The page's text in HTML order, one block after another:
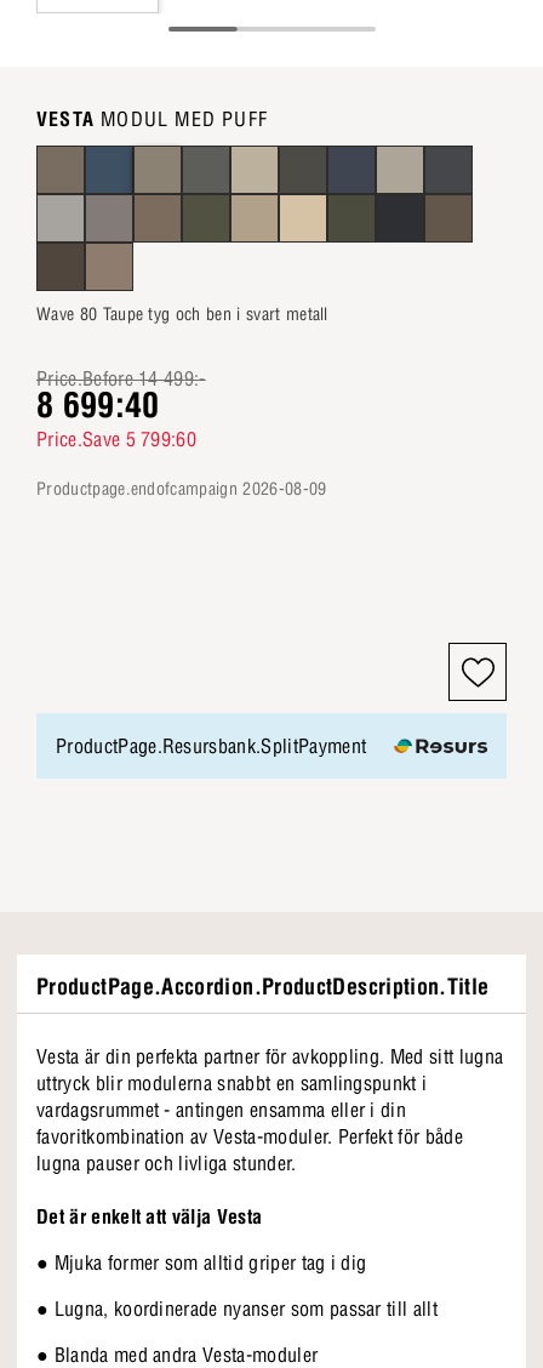
VESTA MODUL MED PUFF
Wave 80 Taupe tyg och ben i svart metall
Price.Before 14 499:-
8 699:40
Price.Save 5 799:60
productpage.endofcampaign 2026-08-09
ProductPage.Resursbank.SplitPayment
ProductPage.Accordion.ProductDescription.Title
Vesta är din perfekta partner för avkoppling. Med sitt lugna
uttryck blir modulerna snabbt en samlingspunkt i
vardagsrummet - antingen ensamma eller i din
favoritkombination av Vesta-moduler. Perfekt för både
lugna pauser och livliga stunder.
Det är enkelt att välja Vesta
● Mjuka former som alltid griper tag i dig
● Lugna, koordinerade nyanser som passar till allt
● Blanda med andra Vesta-moduler